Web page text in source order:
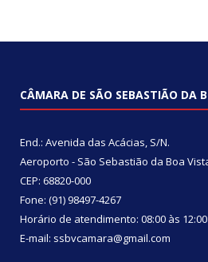
CÂMARA DE SÃO SEBASTIÃO DA
End.: Avenida das Acácias, S/N.
Aeroporto - São Sebastião da Boa
CEP: 68820-000
Fone: (91) 98497-4267
Horário de atendimento: 08:00 às 12:00
E-mail: ssbvcamara@gmail.com